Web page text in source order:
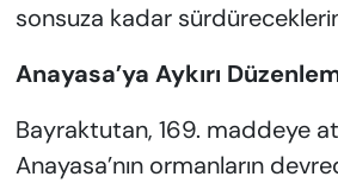
sonsuza kadar
Anayasa’ya Aykırı
Bayraktutan, 169. maddeye
Anayasa’nın ormanların